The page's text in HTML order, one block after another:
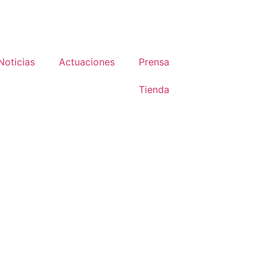
Actuaciones Prensa
Tienda